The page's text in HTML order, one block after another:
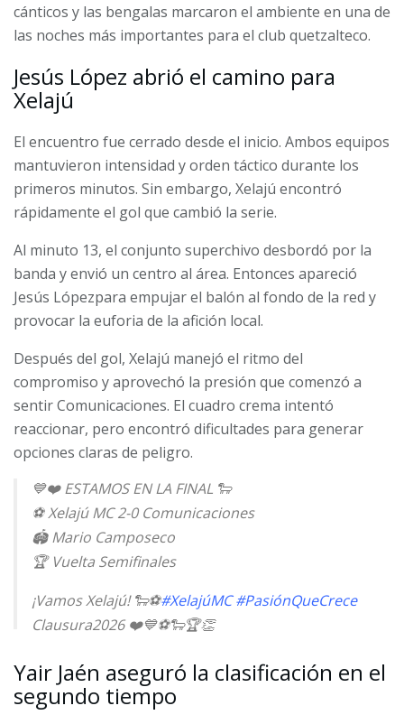
cánticos y las bengalas marcaron el ambiente en una de
las noches más importantes para el club quetzalteco.
Jesús López abrió el camino para
Xelajú
El encuentro fue cerrado desde el inicio. Ambos equipos
mantuvieron intensidad y orden táctico durante los
primeros minutos. Sin embargo, Xelajú encontró
rápidamente el gol que cambió la serie.
Al minuto 13, el conjunto superchivo desbordó por la
banda y envió un centro al área. Entonces apareció
Jesús Lópezpara empujar el balón al fondo de la red y
provocar la euforia de la afición local.
Después del gol, Xelajú manejó el ritmo del
compromiso y aprovechó la presión que comenzó a
sentir Comunicaciones. El cuadro crema intentó
reaccionar, pero encontró dificultades para generar
opciones claras de peligro.
💙❤️ ESTAMOS EN LA FINAL 🐑
⚽️ Xelajú MC 2-0 Comunicaciones
🏟️ Mario Camposeco
🏆 Vuelta Semifinales
¡Vamos Xelajú! 🐑⚽️#XelajúMC #PasiónQueCrece
Clausura2026 ❤️💙⚽️🐑🏆👏
— Club Xelaju MC (@Xelaju_Oficial)May 11, 2026
Yair Jaén aseguró la clasificación en el
segundo tiempo